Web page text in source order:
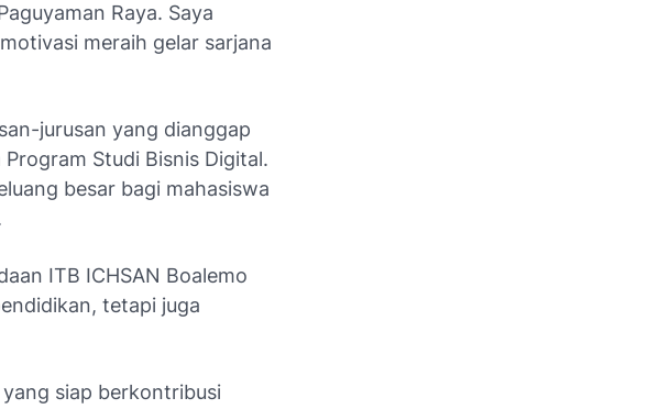
Raya. Saya
meraih gelar sarjana
jurusan yang dianggap
Studi Bisnis Digital.
besar bagi mahasiswa
ITB ICHSAN Boalemo
tetapi juga
siap berkontribusi